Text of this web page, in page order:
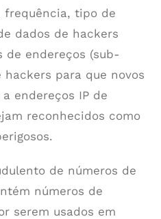
frequência, tipo de
dados de hackers
de endereços (sub-
hackers para que novos
endereços IP de
reconhecidos como
de números de
números de
serem usados em